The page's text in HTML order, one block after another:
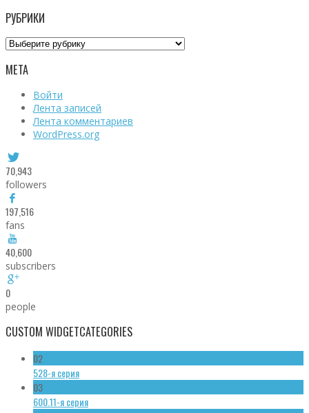
РУБРИКИ
Рубрики
МЕТА
Войти
Лента записей
Лента комментариев
WordPress.org
70,943
followers
197,516
fans
40,600
subscribers
0
people
CUSTOM WIDGETCATEGORIES
02
528-я серия
03
600.11-я серия